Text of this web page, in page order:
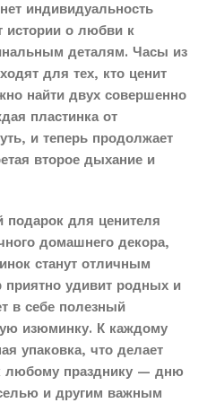
индивидуальность
истории о любви к
деталям. Часы из
для тех, кто ценит
найти двух совершенно
пластинка от
и теперь продолжает
второе дыхание и
для ценителя
домашнего декора,
станут отличным
приятно удивит родных и
в себе полезный
изюминку. К каждому
упаковка, что делает
любому празднику — дню
и другим важным